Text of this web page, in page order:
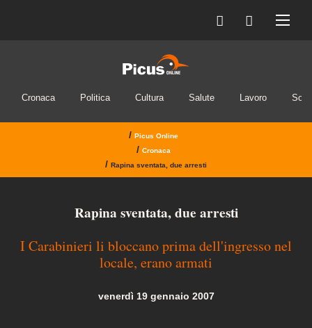
Cronaca Politica Cultura Salute Lavoro
/ Picus Online
/ Cronaca
/ Rapina sventata, due arresti
Rapina sventata, due arresti
I Carabinieri li bloccano prima dell'ingresso nel
locale, erano armati
venerdì 19 gennaio 2007